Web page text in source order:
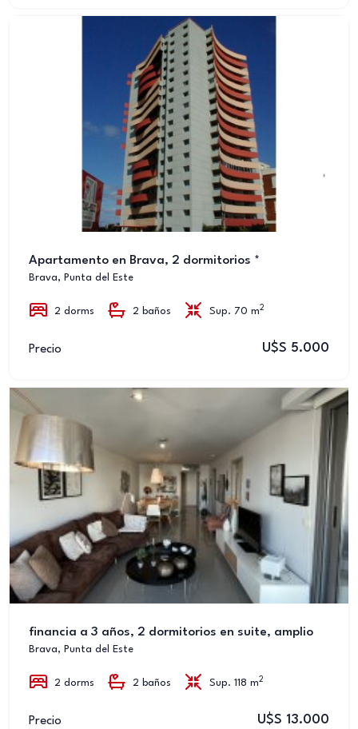
Apartamento en Brava, 2 dormitorios *
Brava, Punta del Este
2 dorms 2 baños Sup. 70 m 2
Precio U$S 5.000
financia a 3 años, 2 dormitorios en suite, amplio
Brava, Punta del Este
2 dorms 2 baños Sup. 118 m 2
Precio U$S 13.000